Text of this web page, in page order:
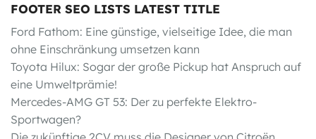
FOOTER SEO LISTS LATEST TITLE
Ford Fathom: Eine günstige, vielseitige Idee, die man
ohne Einschränkung umsetzen kann
Toyota Hilux: Sogar der große Pickup hat Anspruch auf
eine Umweltprämie!
Mercedes-AMG GT 53: Der zu perfekte Elektro-
Sportwagen?